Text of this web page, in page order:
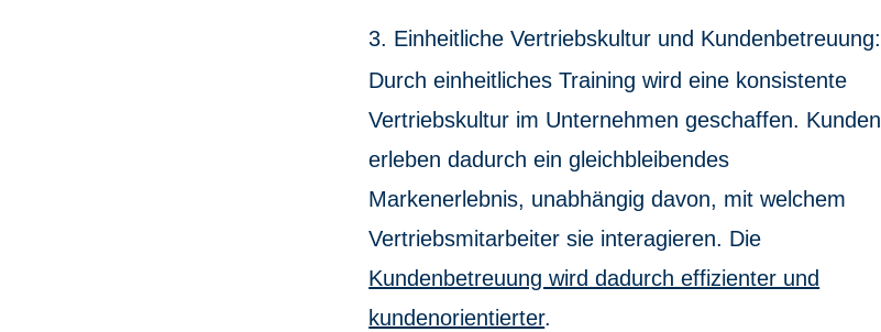
3. Einheitliche Vertriebskultur und Kundenbetreuung:
Durch einheitliches Training wird eine konsistente
Vertriebskultur im Unternehmen geschaffen. Kunden
erleben dadurch ein gleichbleibendes
Markenerlebnis, unabhängig davon, mit welchem
Vertriebsmitarbeiter sie interagieren. Die
Kundenbetreuung wird dadurch effizienter und
kundenorientierter.